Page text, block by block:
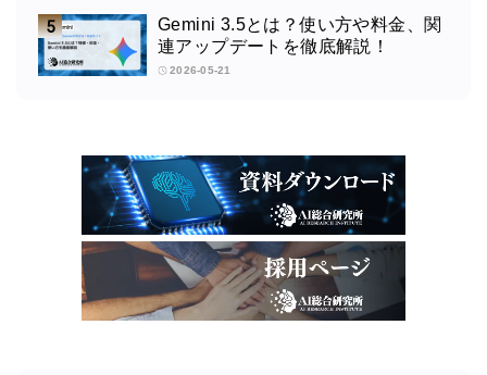
Gemini 3.5とは？使い方や料金、関
連アップデートを徹底解説！
2026-05-21